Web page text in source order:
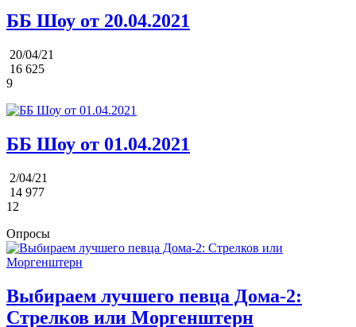
ББ Шоу от 20.04.2021
20/04/21
16 625
9
ББ Шоу от 01.04.2021
2/04/21
14 977
12
Опросы
Выбираем лучшего певца Дома-2:
Стрелков или Моргенштерн